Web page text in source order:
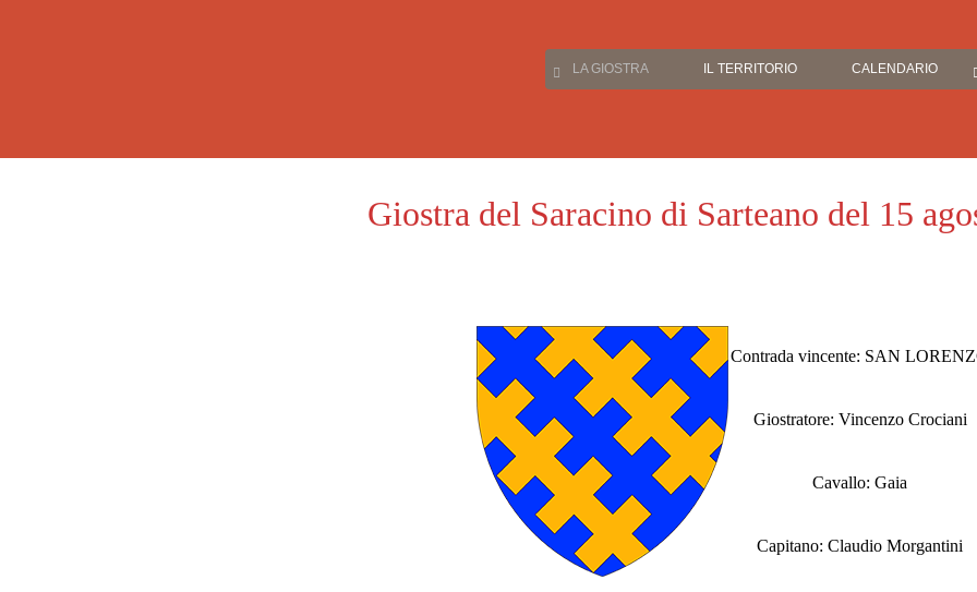
LA GIOSTRA IL TERRITORIO CALENDARIO
Giostra del Saracino di Sarteano del 15
Contrada vincente: SAN
Giostratore: Vincenzo Crociani
Cavallo: Gaia
Capitano: Claudio Morgantini